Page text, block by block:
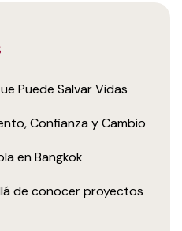
Puede Salvar Vidas
Confianza y Cambio
en Bangkok
de conocer proyectos